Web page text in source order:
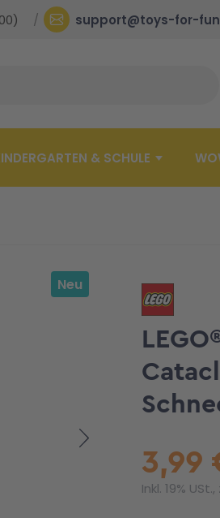
support@toys-for-
& SCHULE
Neu
3,99
Inkl. 19%